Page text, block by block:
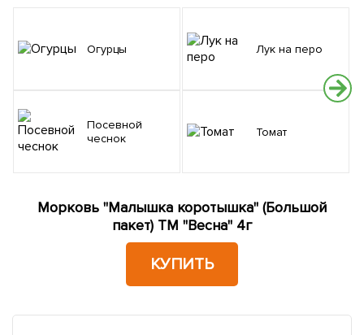
Огурцы
Посевной
чеснок
Лук на перо
Томат
Морковь "Малышка коротышка" (Большой
пакет) ТМ "Весна" 4г
КУПИТЬ